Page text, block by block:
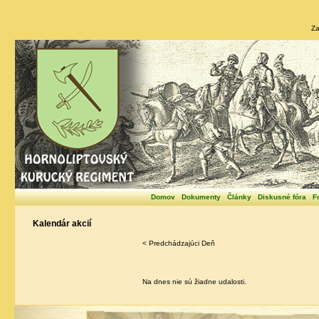
Domov Dokumenty Články Diskusné fóra
Kalendár akcií
< Predchádzajúci Deň
Na dnes nie sú žiadne udalosti.